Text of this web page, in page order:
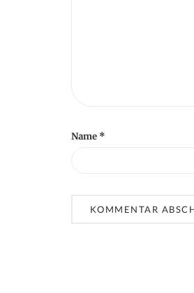
Name *